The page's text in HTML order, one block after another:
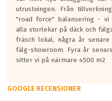
utrustningen. Från
"road force" balansering -
alla storlekar på däck och
fräsch lokal, några år
fälg-showroom. Fyra år
sitter vi på närmare 4500 m2
GOOGLE RECENSIONER